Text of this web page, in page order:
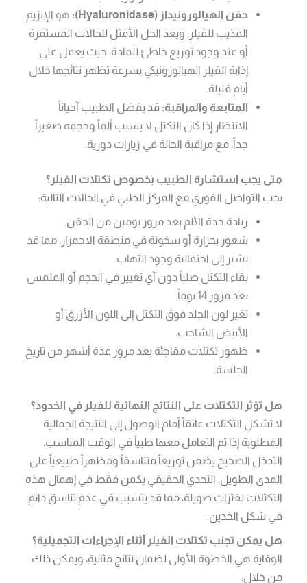
حقن الهيالورونيداز (Hyaluronidase):
هو الإنزيم
المذيب للفيلر، ويعد الحل الأمثل للحالات المستمرة
أو عند وجود توزيع خاطئ للمادة، حيث يعمل على
إذابة الفيلر الهيالورونيكي بسرعة تظهر نتائجها خلال
أيام قليلة.
المتابعة والمراقبة: قد يفضل الطبيب أحياناً
الانتظار إذا كان التكتل لا يسبب ألماً وحجمه صغيراً
جداً، مع مراقبة الحالة في زيارات دورية.
متى يجب استشارة الطبيب بخصوص تكتلات الفيلر؟
يجب التواصل الفوري مع المركز الطبي في الحالات التالية:
زيادة حدة الألم بعد مرور يومين من الحقن.
شعور بحرارة أو سخونة في منطقة الاحمرار، مما قد
يشير إلى احتمالية وجود التهاب.
بقاء التكتل صلباً دون أي تغيير في الحجم أو الملمس
بعد مرور 14 يوماً.
تغير لون الجلد فوق التكتل إلى اللون الأزرق أو
الأبيض الشاحب.
ظهور تكتلات مفاجئة بعد مرور عدة أشهر من تاريخ
الجلسة.
هل تؤثر التكتلات على النتائج النهائية للفيلر في الخدود؟
لا تشكل التكتلات عائقاً أمام الوصول إلى النتيجة الجمالية
المطلوبة إذا تم التعامل معها طبياً في الوقت المناسب.
التدخل الصحيح يضمن توزيعاً متناسقاً ومظهراً طبيعياً على
المدى الطويل. التحدي الحقيقي يكمن فقط في إهمال هذه
التكتلات لفترات طويلة، مما قد يتسبب في عدم تناسق دائم
في شكل الخدين.
هل يمكن تجنب تكتلات الفيلر أثناء الإجراءات التجميلية؟
الوقاية هي الخطوة الأولى لضمان نتائج مثالية، ويمكن ذلك
من خلال: